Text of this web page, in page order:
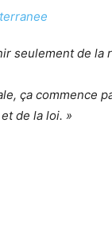
seulement de
ça commence
de la loi. »